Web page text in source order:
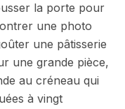
la porte pour
une photo
une pâtisserie
une grande pièce,
au créneau qui
à vingt